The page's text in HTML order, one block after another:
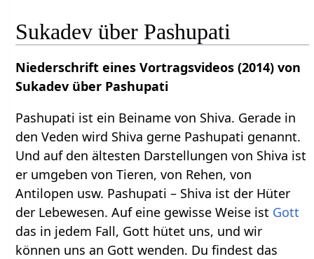
Sukadev über Pashupati
Niederschrift eines Vortragsvideos (2014) von
Sukadev über Pashupati
Pashupati ist ein Beiname von Shiva. Gerade in
den Veden wird Shiva gerne Pashupati genannt.
Und auf den ältesten Darstellungen von Shiva ist
er umgeben von Tieren, von Rehen, von
Antilopen usw. Pashupati – Shiva ist der Hüter
der Lebewesen. Auf eine gewisse Weise ist Gott
das in jedem Fall, Gott hütet uns, und wir
können uns an Gott wenden. Du findest das